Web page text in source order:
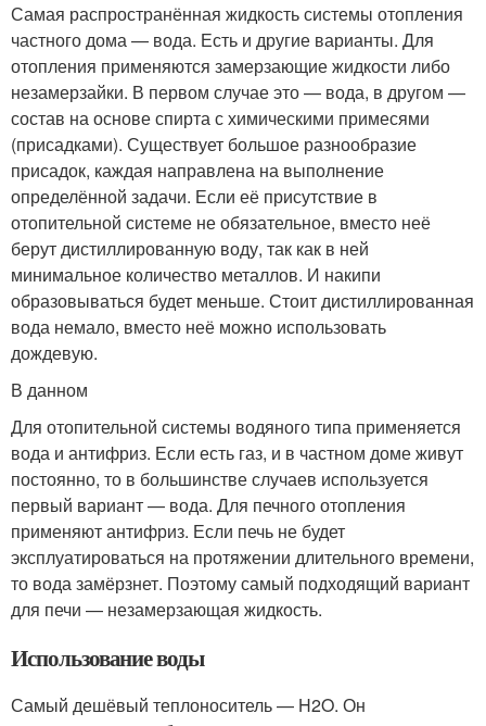
Самая распространённая жидкость системы отопления
частного дома — вода. Есть и другие варианты. Для
отопления применяются замерзающие жидкости либо
незамерзайки. В первом случае это — вода, в другом —
состав на основе спирта с химическими примесями
(присадками). Существует большое разнообразие
присадок, каждая направлена на выполнение
определённой задачи. Если её присутствие в
отопительной системе не обязательное, вместо неё
берут дистиллированную воду, так как в ней
минимальное количество металлов. И накипи
образовываться будет меньше. Стоит дистиллированная
вода немало, вместо неё можно использовать
дождевую.
В данном
Для отопительной системы водяного типа применяется
вода и антифриз. Если есть газ, и в частном доме живут
постоянно, то в большинстве случаев используется
первый вариант — вода. Для печного отопления
применяют антифриз. Если печь не будет
эксплуатироваться на протяжении длительного времени,
то вода замёрзнет. Поэтому самый подходящий вариант
для печи — незамерзающая жидкость.
Использование воды
Самый дешёвый теплоноситель — H2O. Он